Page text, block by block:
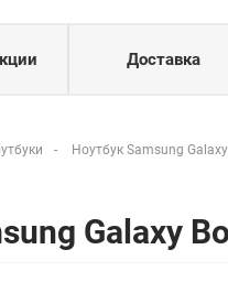
Доставка
Ноутбук Samsung
Galaxy